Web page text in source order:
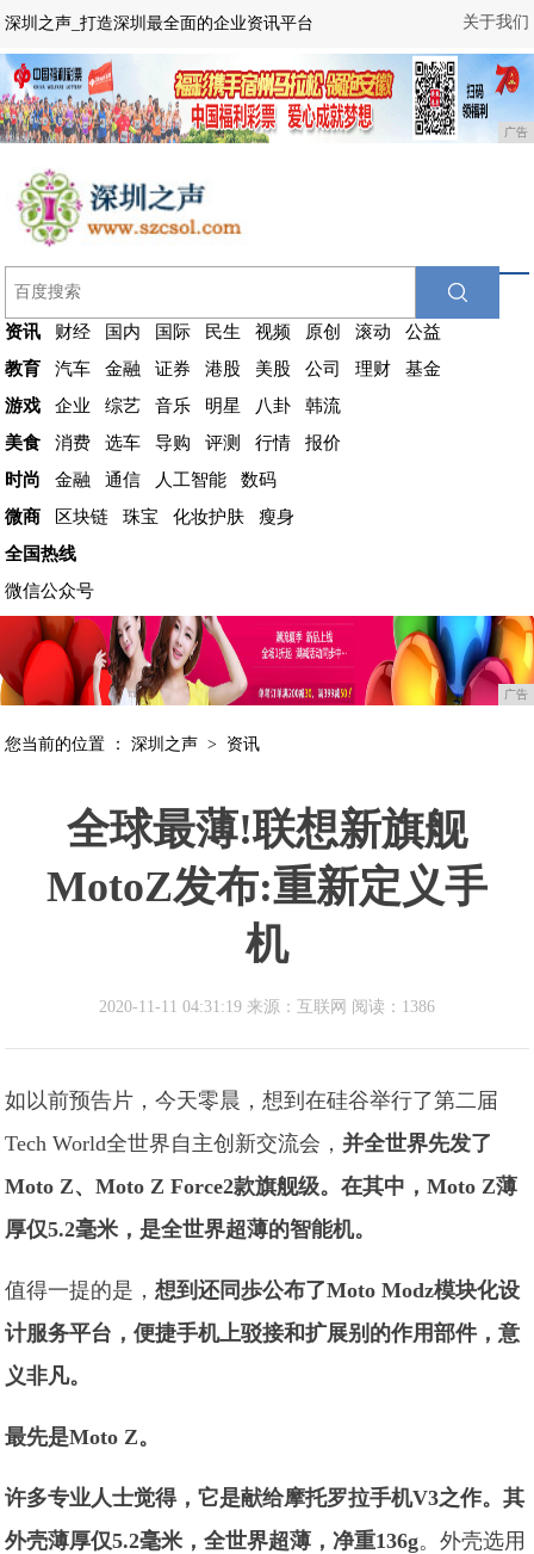
关于我们
深圳之声_打造深圳最全面的企业资讯平台
广告
资讯 财经 国内 国际 民生 视频 原创 滚动
公益
教育
汽车 金融 证券 港股 美股 公司 理财
基金
游戏
企业 综艺 音乐 明星 八卦
韩流
美食
消费 选车 导购 评测 行情
报价
时尚
金融 通信 人工智能
数码
微商
区块链 珠宝 化妆护肤
瘦身
全国热线
微信公众号
广告
您当前的位置 ：深圳之声 > 资讯
全球最薄!联想新旗舰
MotoZ发布:重新定义手
机
2020-11-11 04:31:19 来源：互联网 阅读：1386
如以前预告片，今天零晨，想到在硅谷举行了第二届
Tech World全世界自主创新交流会， 并全世界先发了
Moto Z、Moto Z Force2款旗舰级。在其中，Moto Z薄
厚仅5.2毫米，是全世界超薄的智能机。
值得一提的是，想到还同歩公布了Moto Modz模块化设
计服务平台，便捷手机上驳接和扩展别的作用部件，意
义非凡。
最先是Moto Z。
许多专业人士觉得，它是献给摩托罗拉手机V3之作。其
外壳薄厚仅5.2毫米，全世界超薄，净重136g。外壳选用